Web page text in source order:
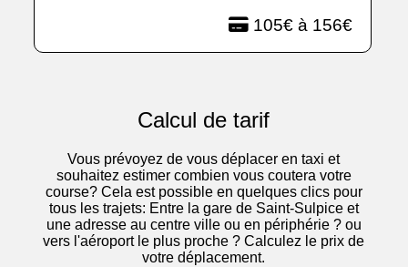
105€ à 156€
Calcul de tarif
Vous prévoyez de vous déplacer en taxi et
souhaitez estimer combien vous coutera votre
course? Cela est possible en quelques clics pour
tous les trajets: Entre la gare de Saint-Sulpice et
une adresse au centre ville ou en périphérie ? ou
vers l'aéroport le plus proche ? Calculez le prix de
votre déplacement.